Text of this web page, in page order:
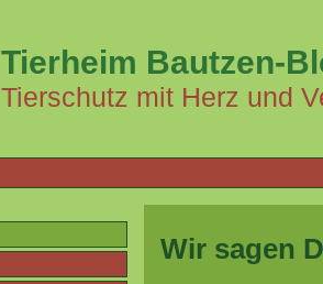
Tierheim Bautzen-
Tierschutz mit Herz und
Wir sagen